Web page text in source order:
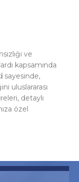
ve
kapsamında
sayesinde,
uluslararası
detaylı
özel